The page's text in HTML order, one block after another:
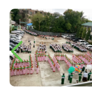
ပညာရေးဖြစ်သော ၄င်းက
နိုင်ကြသည်။
စာသင်ကျောင်းဆော
မြန်မာနိုင်ငံတဝှမ်းလုံး